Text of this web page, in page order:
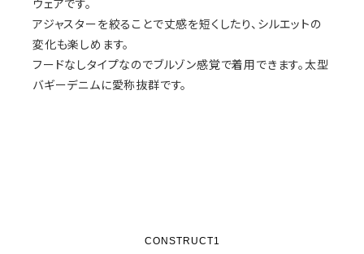
ウェアです。
アジャスターを絞ることで丈感を短くしたり、シルエットの
変化も楽しめます。
フードなしタイプなのでブルゾン感覚で着用できます。太型
バギーデニムに愛称抜群です。